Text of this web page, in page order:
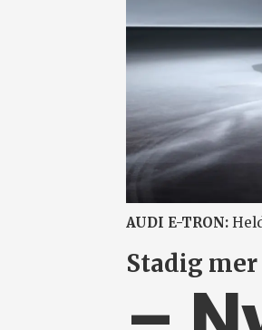
AUDI E-TRON:
Stadig